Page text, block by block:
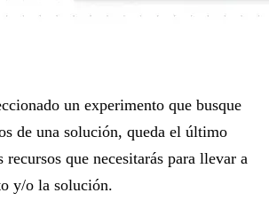
un experimento que busque
de una solución, queda el último
recursos que necesitarás para llevar a
y/o la solución.